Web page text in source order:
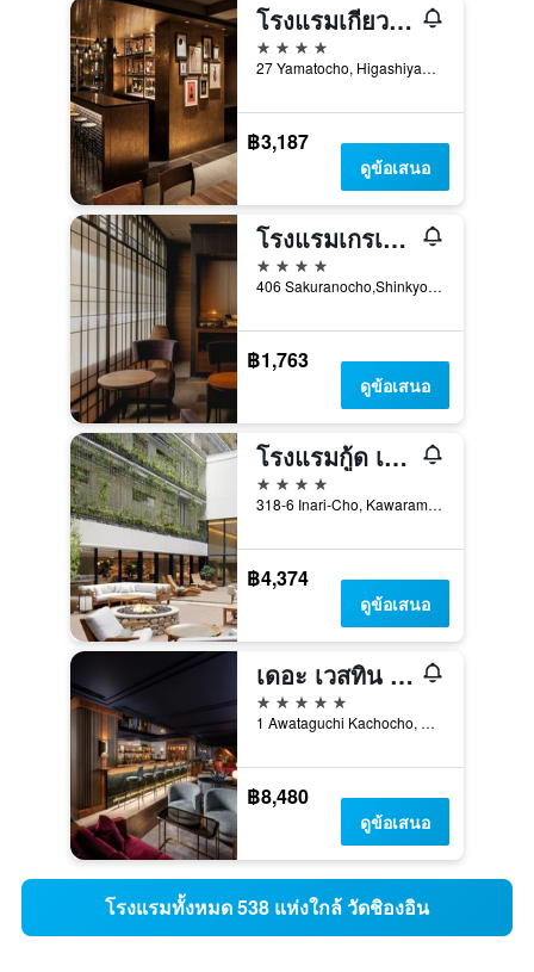
โรงแรมเกียวโต แกรนเบล
4 ดาว
27 Yamatocho, Higashiyama-ku, เกียวโต, ญี่ปุ่น
฿3,187
ดูข้อเสนอ
โรงแรมเกรเซอรี เกียวโต ซานโจ
4 ดาว
406 Sakuranocho,Shinkyogokudori-Sanjo-Sagaru,Nakagyo-ku, เกียวโต, ญี่ปุ่น
฿1,763
ดูข้อเสนอ
โรงแรมกู้ด เนเจอร์ เกียวโต
4 ดาว
318-6 Inari-Cho, Kawaramachidori Shijosagaru, 2Chome, เกียวโต, ญี่ปุ่น
฿4,374
ดูข้อเสนอ
เดอะ เวสทิน มิยาโกะ เกียวโต
5 ดาว
1 Awataguchi Kachocho, Higashiyama, เกียวโต, ญี่ปุ่น
฿8,480
ดูข้อเสนอ
โรงแรมทั้งหมด 538 แห่งใกล้ วัดชิองอิน